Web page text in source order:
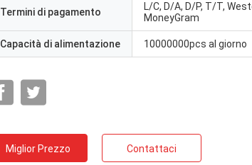
Termini di pagamento
L/C, D/A, D/P, T/T,
MoneyGram
Capacità di alimentazione 10000000pcs al giorno
Miglior Prezzo Contattaci